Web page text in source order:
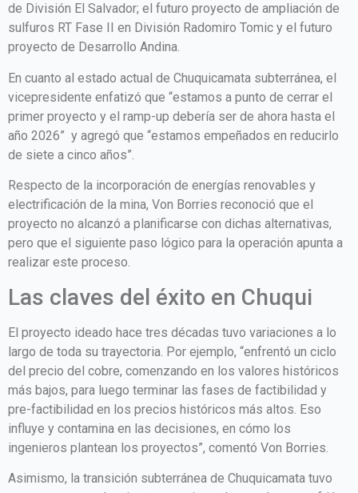
de División El Salvador; el futuro proyecto de ampliación de
sulfuros RT Fase II en División Radomiro Tomic y el futuro
proyecto de Desarrollo Andina.
En cuanto al estado actual de Chuquicamata subterránea, el
vicepresidente enfatizó que “estamos a punto de cerrar el
primer proyecto y el ramp-up debería ser de ahora hasta el
año 2026” y agregó que “estamos empeñados en reducirlo
de siete a cinco años”.
Respecto de la incorporación de energías renovables y
electrificación de la mina, Von Borries reconoció que el
proyecto no alcanzó a planificarse con dichas alternativas,
pero que el siguiente paso lógico para la operación apunta a
realizar este proceso.
Las claves del éxito en Chuqui
El proyecto ideado hace tres décadas tuvo variaciones a lo
largo de toda su trayectoria. Por ejemplo, “enfrentó un ciclo
del precio del cobre, comenzando en los valores históricos
más bajos, para luego terminar las fases de factibilidad y
pre-factibilidad en los precios históricos más altos. Eso
influye y contamina en las decisiones, en cómo los
ingenieros plantean los proyectos”, comentó Von Borries.
Asimismo, la transición subterránea de Chuquicamata tuvo